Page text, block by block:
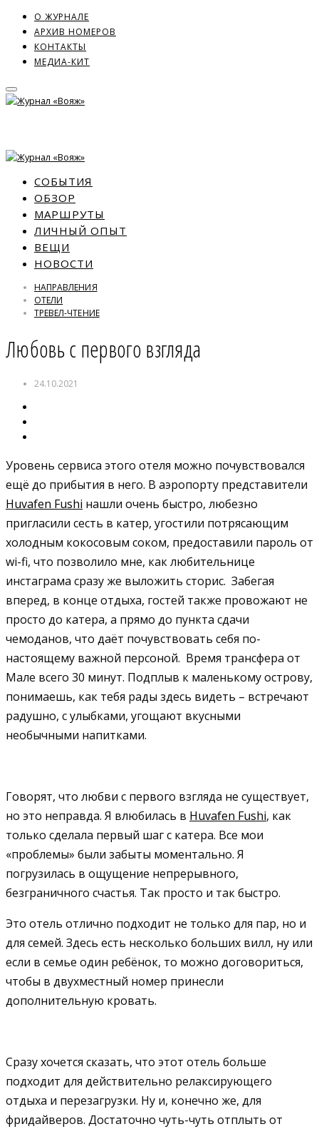
О ЖУРНАЛЕ
АРХИВ НОМЕРОВ
КОНТАКТЫ
МЕДИА-КИТ
СОБЫТИЯ
ОБЗОР
МАРШРУТЫ
ЛИЧНЫЙ ОПЫТ
ВЕЩИ
НОВОСТИ
НАПРАВЛЕНИЯ
ОТЕЛИ
ТРЕВЕЛ-ЧТЕНИЕ
Любовь с первого взгляда
24.10.2021
Уровень сервиса этого отеля можно почувствовался
ещё до прибытия в него. В аэропорту представители
Huvafen Fushi нашли очень быстро, любезно
пригласили сесть в катер, угостили потрясающим
холодным кокосовым соком, предоставили пароль от
wi-fi, что позволило мне, как любительнице
инстаграма сразу же выложить сторис. Забегая
вперед, в конце отдыха, гостей также провожают не
просто до катера, а прямо до пункта сдачи
чемоданов, что даёт почувствовать себя по-
настоящему важной персоной. Время трансфера от
Мале всего 30 минут. Подплыв к маленькому острову,
понимаешь, как тебя рады здесь видеть – встречают
радушно, с улыбками, угощают вкусными
необычными напитками.
Говорят, что любви с первого взгляда не существует,
но это неправда. Я влюбилась в Huvafen Fushi, как
только сделала первый шаг с катера. Все мои
«проблемы» были забыты моментально. Я
погрузилась в ощущение непрерывного,
безграничного счастья. Так просто и так быстро.
Это отель отлично подходит не только для пар, но и
для семей. Здесь есть несколько больших вилл, ну или
если в семье один ребёнок, то можно договориться,
чтобы в двухместный номер принесли
дополнительную кровать.
Сразу хочется сказать, что этот отель больше
подходит для действительно релаксирующего
отдыха и перезагрузки. Ну и, конечно же, для
фридайверов. Достаточно чуть-чуть отплыть от